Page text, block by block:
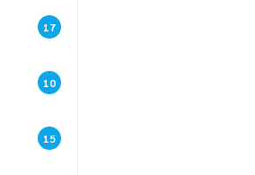
17
10
15